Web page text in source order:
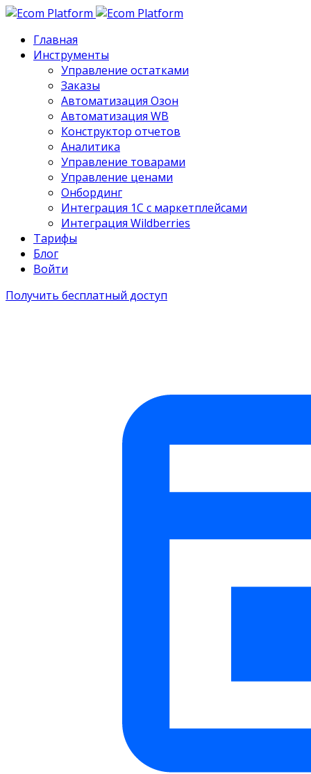
Главная
Инструменты
Управление остатками
Заказы
Автоматизация Озон
Автоматизация WB
Конструктор отчетов
Аналитика
Управление товарами
Управление ценами
Онбординг
Интеграция 1С с маркетплейсами
Интеграция Wildberries
Тарифы
Блог
Войти
Получить бесплатный доступ